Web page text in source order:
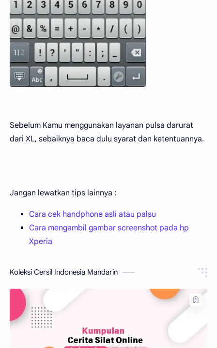
Sebelum Kamu menggunakan layanan pulsa darurat
dari XL, sebaiknya baca dulu syarat dan ketentuannya.
Jangan lewatkan tips lainnya :
Cara cek handphone asli atau palsu
Cara mengambil gambar screenshot pada hp
Xperia
Koleksi Cersil Indonesia Mandarin